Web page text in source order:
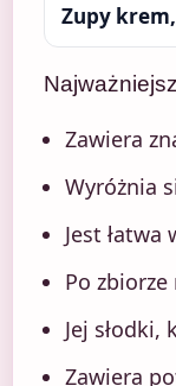
Zupy
Zawiera
Wyróżnia
Jest
Po
Jej
Zawiera